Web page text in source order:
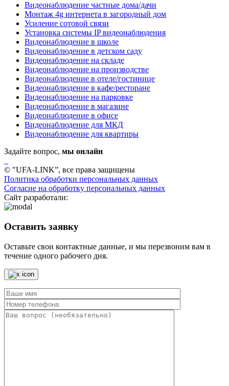
Видеонаблюдение частные дома/дачи
Монтаж 4g интернета в загородный дом
Усиление сотовой связи
Установка системы IP видеонаблюдения
Видеонаблюдение в школе
Видеонаблюдение в детском саду
Видеонаблюдение на складе
Видеонаблюдение на производстве
Видеонаблюдение в отеле/гостинице
Видеонаблюдение в кафе/ресторане
Видеонаблюдение на парковке
Видеонаблюдение в магазине
Видеонаблюдение в офисе
Видеонаблюдение для МКД
Видеонаблюдение для квартиры
Задайте вопрос, мы онлайн
© "UFA-LINK”, все права защищены
Политика обработки персональных данных
Согласие на обработку персональных данных
Сайт разработали:
Оставить заявку
Оставьте свои контактные данные, и мы перезвоним вам в
течение одного рабочего дня.